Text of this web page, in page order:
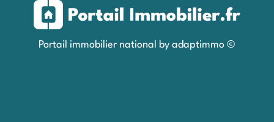
Portail immobilier national by adaptimmo ©